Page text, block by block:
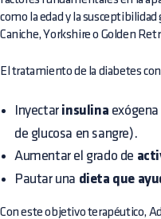
como la edad y la susceptibilidad
Caniche, Yorkshire o Golden
El tratamiento de la diabetes
Inyectar insulina
de glucosa en sangre).
Aumentar el grado de
Pautar una dieta que
Con este objetivo terapéutico,